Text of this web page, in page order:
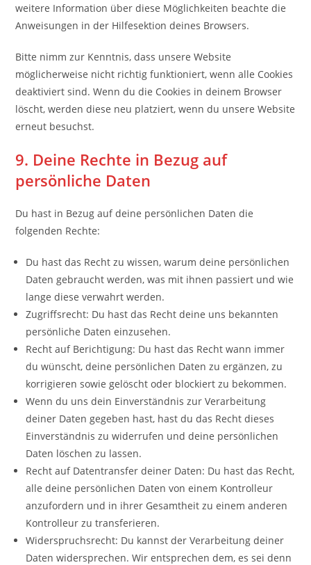
weitere Information über diese Möglichkeiten beachte die
Anweisungen in der Hilfesektion deines Browsers.
Bitte nimm zur Kenntnis, dass unsere Website
möglicherweise nicht richtig funktioniert, wenn alle Cookies
deaktiviert sind. Wenn du die Cookies in deinem Browser
löscht, werden diese neu platziert, wenn du unsere Website
erneut besuchst.
9. Deine Rechte in Bezug auf
persönliche Daten
Du hast in Bezug auf deine persönlichen Daten die
folgenden Rechte:
Du hast das Recht zu wissen, warum deine persönlichen
Daten gebraucht werden, was mit ihnen passiert und wie
lange diese verwahrt werden.
Zugriffsrecht: Du hast das Recht deine uns bekannten
persönliche Daten einzusehen.
Recht auf Berichtigung: Du hast das Recht wann immer
du wünscht, deine persönlichen Daten zu ergänzen, zu
korrigieren sowie gelöscht oder blockiert zu bekommen.
Wenn du uns dein Einverständnis zur Verarbeitung
deiner Daten gegeben hast, hast du das Recht dieses
Einverständnis zu widerrufen und deine persönlichen
Daten löschen zu lassen.
Recht auf Datentransfer deiner Daten: Du hast das Recht,
alle deine persönlichen Daten von einem Kontrolleur
anzufordern und in ihrer Gesamtheit zu einem anderen
Kontrolleur zu transferieren.
Widerspruchsrecht: Du kannst der Verarbeitung deiner
Daten widersprechen. Wir entsprechen dem, es sei denn